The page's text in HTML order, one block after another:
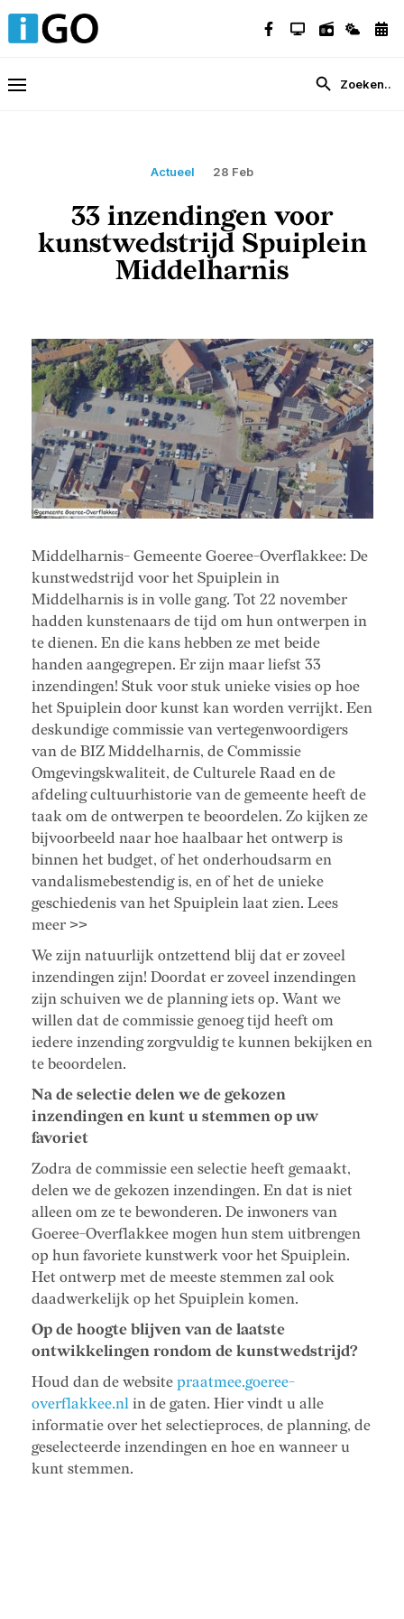
Actueel 28 Feb
33 inzendingen voor
kunstwedstrijd Spuiplein
Middelharnis
Middelharnis- Gemeente Goeree-Overflakkee: De
kunstwedstrijd voor het Spuiplein in
Middelharnis is in volle gang. Tot 22 november
hadden kunstenaars de tijd om hun ontwerpen in
te dienen. En die kans hebben ze met beide
handen aangegrepen. Er zijn maar liefst 33
inzendingen! Stuk voor stuk unieke visies op hoe
het Spuiplein door kunst kan worden verrijkt. Een
deskundige commissie van vertegenwoordigers
van de BIZ Middelharnis, de Commissie
Omgevingskwaliteit, de Culturele Raad en de
afdeling cultuurhistorie van de gemeente heeft de
taak om de ontwerpen te beoordelen. Zo kijken ze
bijvoorbeeld naar hoe haalbaar het ontwerp is
binnen het budget, of het onderhoudsarm en
vandalismebestendig is, en of het de unieke
geschiedenis van het Spuiplein laat zien. Lees
meer >>
We zijn natuurlijk ontzettend blij dat er zoveel
inzendingen zijn! Doordat er zoveel inzendingen
zijn schuiven we de planning iets op. Want we
willen dat de commissie genoeg tijd heeft om
iedere inzending zorgvuldig te kunnen bekijken en
te beoordelen.
Na de selectie delen we de gekozen
inzendingen en kunt u stemmen op uw
favoriet
Zodra de commissie een selectie heeft gemaakt,
delen we de gekozen inzendingen. En dat is niet
alleen om ze te bewonderen. De inwoners van
Goeree-Overflakkee mogen hun stem uitbrengen
op hun favoriete kunstwerk voor het Spuiplein.
Het ontwerp met de meeste stemmen zal ook
daadwerkelijk op het Spuiplein komen.
Op de hoogte blijven van de laatste
ontwikkelingen rondom de kunstwedstrijd?
Houd dan de website praatmee.goeree-
overflakkee.nlin de gaten. Hier vindt u alle
informatie over het selectieproces, de planning, de
geselecteerde inzendingen en hoe en wanneer u
kunt stemmen.